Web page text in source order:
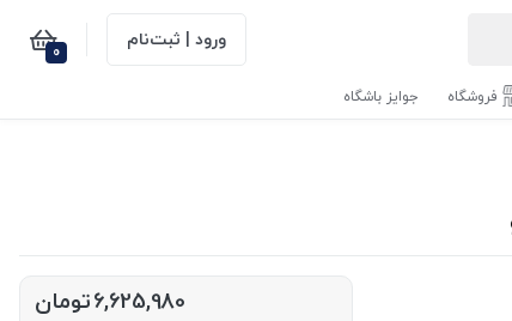
ورود | ثبت‌نام
0
فروشگاه جوایز باشگاه
6,625,980تومان